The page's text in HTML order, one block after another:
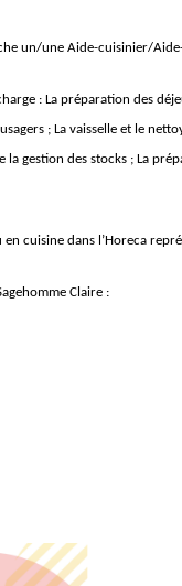
un/une Aide-cuisinier/
: La préparation des
; La vaisselle et le
la gestion des stocks ; La
cuisine dans l’Horeca
Claire :